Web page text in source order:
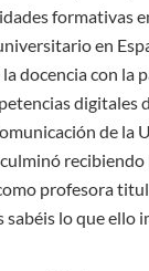
formativas
en
docencia con la
digitales
de la
profesora
sabéis lo que ello